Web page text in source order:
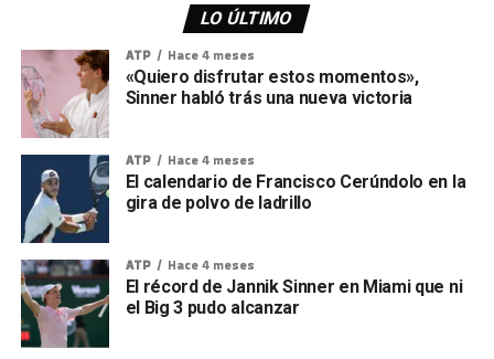
LO ÚLTIMO
ATP Hace 4 meses
«Quiero disfrutar estos momentos»,
Sinner habló trás una nueva victoria
ATP Hace 4 meses
El calendario de Francisco Cerúndolo en la
gira de polvo de ladrillo
ATP Hace 4 meses
El récord de Jannik Sinner en Miami que ni
el Big 3 pudo alcanzar